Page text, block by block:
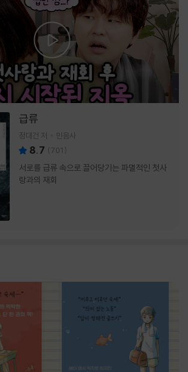
급류
정대건 저 민음사
8.7 (701 )
서로를 급류 속으로 끌어당기는 파멸적인 첫사
랑과의 재회